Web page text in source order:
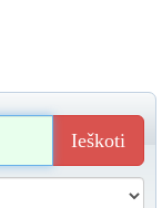
Ieškoti